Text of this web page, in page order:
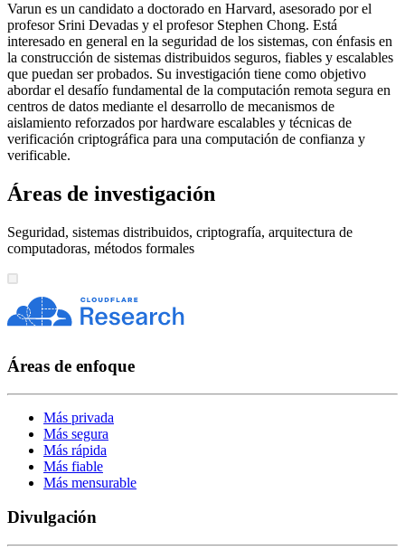
Varun es un candidato a doctorado en Harvard, asesorado por el
profesor Srini Devadas y el profesor Stephen Chong. Está
interesado en general en la seguridad de los sistemas, con énfasis en
la construcción de sistemas distribuidos seguros, fiables y escalables
que puedan ser probados. Su investigación tiene como objetivo
abordar el desafío fundamental de la computación remota segura en
centros de datos mediante el desarrollo de mecanismos de
aislamiento reforzados por hardware escalables y técnicas de
verificación criptográfica para una computación de confianza y
verificable.
Áreas de investigación
Seguridad, sistemas distribuidos, criptografía, arquitectura de
computadoras, métodos formales
Áreas de enfoque
Más privada
Más segura
Más rápida
Más fiable
Más mensurable
Divulgación